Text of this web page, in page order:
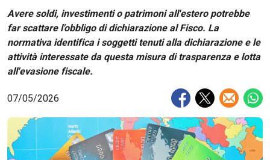
Avere soldi, investimenti o patrimoni all'estero potrebbe
far scattare l'obbligo di dichiarazione al Fisco. La
normativa identifica i soggetti tenuti alla dichiarazione e le
attività interessate da questa misura di trasparenza e lotta
all'evasione fiscale.
07/05/2026